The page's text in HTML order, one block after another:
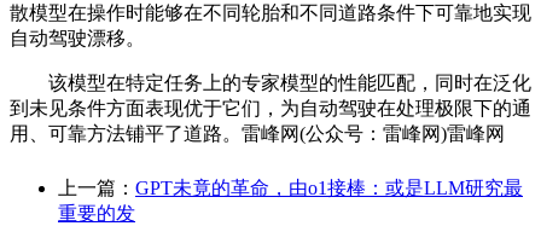
散模型在操作时能够在不同轮胎和不同道路条件下可靠地实现
自动驾驶漂移。
该模型在特定任务上的专家模型的性能匹配，同时在泛化
到未见条件方面表现优于它们，为自动驾驶在处理极限下的通
用、可靠方法铺平了道路。雷峰网(公众号：雷峰网)雷峰网
上一篇： GPT未竟的革命，由o1接棒：或是LLM研究最
重要的发